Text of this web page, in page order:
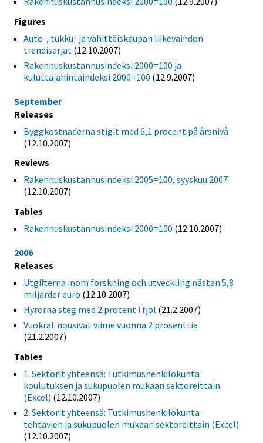
Figures
Auto-, tukku- ja vähittäiskaupan liikevaihdon
trendisarjat (12.10.2007)
Rakennuskustannusindeksi 2000=100 ja
kuluttajahintaindeksi 2000=100 (12.9.2007)
September
Releases
Byggkostnaderna stigit med 6,1 procent på årsnivå
(12.10.2007)
Reviews
Rakennuskustannusindeksi 2005=100, syyskuu 2007
(12.10.2007)
Tables
Rakennuskustannusindeksi 2000=100 (12.10.2007)
2006
Releases
Utgifterna inom forskning och utveckling nästan 5,8
miljarder euro (12.10.2007)
Hyrorna steg med 2 procent i fjol (21.2.2007)
Vuokrat nousivat viime vuonna 2 prosenttia
(21.2.2007)
Tables
1. Sektorit yhteensä: Tutkimushenkilökunta
koulutuksen ja sukupuolen mukaan sektoreittain
(Excel) (12.10.2007)
2. Sektorit yhteensä: Tutkimushenkilökunta
tehtävien ja sukupuolen mukaan sektoreittain (Excel)
(12.10.2007)